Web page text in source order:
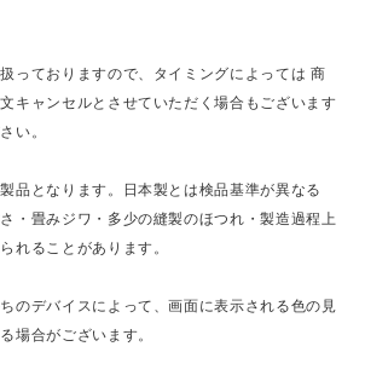
っておりますので、タイミングによっては 商
キャンセルとさせていただく場合もございます
い。
品となります。日本製とは検品基準が異なる
・畳みジワ・多少の縫製のほつれ・製造過程上
れることがあります。
のデバイスによって、画面に表示される色の見
場合がございます。